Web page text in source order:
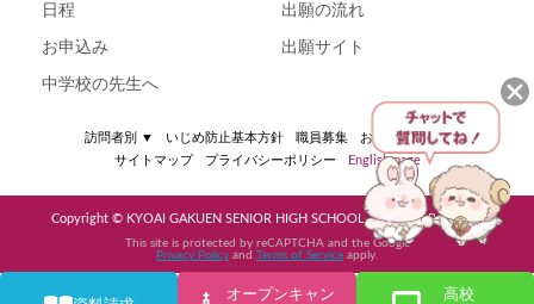
日程
お申込み
中学校の先生へ
出願の流れ
出願サイト
訪問者別 ▼ いじめ防止基本方針 職員募集
お問い合わせ
サイトマップ
プライバシーポリシー English page
Copyright © KYOAI GAKUEN SENIOR HIGH SCHOOL All Rights Reserved
This site is protected by reCAPTCHA and the Google
Privacy Policy and Terms of Service apply.
オープンキャン 高校